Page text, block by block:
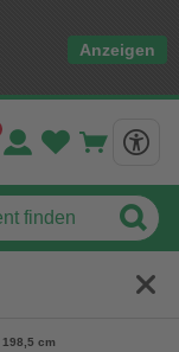
Anzeigen
cm